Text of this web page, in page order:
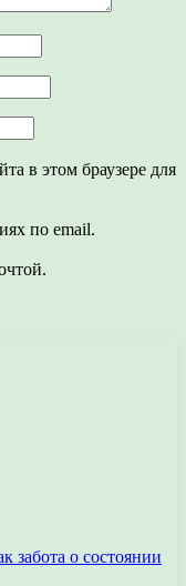
в этом браузере для
по email.
забота о состоянии